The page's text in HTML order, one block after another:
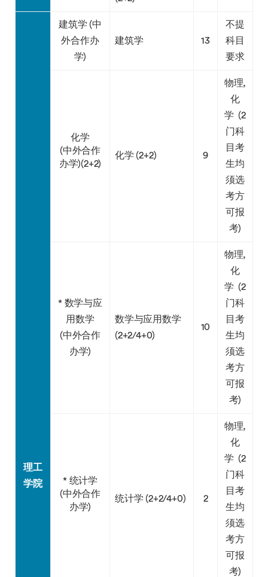
理工
学院
建筑学 (中
外合作办
学)
建筑学 13
不提
科目
要求
化学
(中外合作
办学)(2+2)
化学 (2+2) 9
物理,
化
学 (2
门科
目考
生均
须选
考方
可报
考)
* 数学与应
用数学
(中外合作
办学)
数学与应用数学
(2+2/4+0)
10
物理,
化
学 (2
门科
目考
生均
须选
考方
可报
考)
* 统计学
(中外合作
办学)
统计学 (2+2/4+0) 2
物理,
化
学 (2
门科
目考
生均
须选
考方
可报
考)